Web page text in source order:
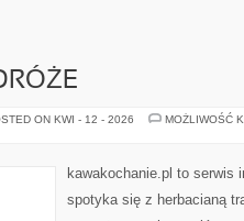
ON KWI - 12 - 2026
MOŻLIWOŚĆ
kawakochanie.pl to serwis
spotyka się z herbacianą